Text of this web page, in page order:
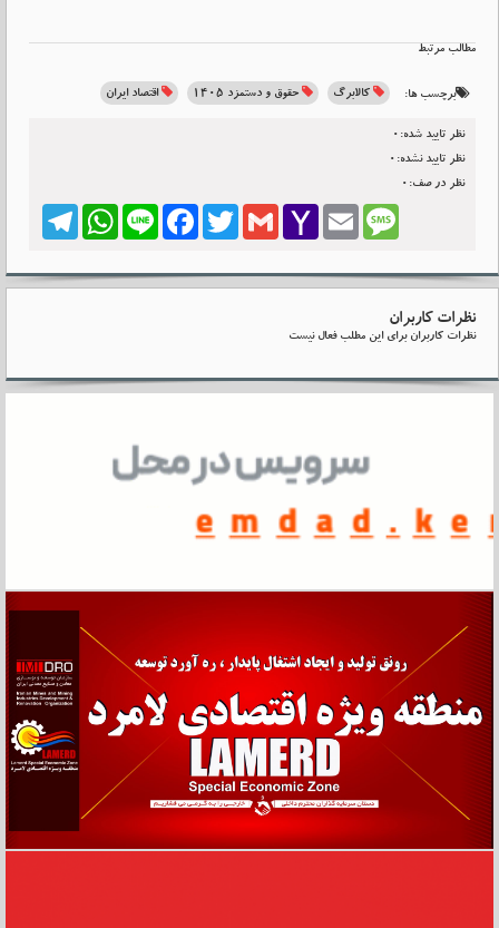
مطالب مرتبط
برچسب ها: کالابرگ حقوق و دستمزد 1405 اقتصاد ایران
نظر تایید شده:0
نظر تایید نشده:0
نظر در صف:0
TelegramWhatsApp LineFacebook Twitter Gmail
Yahoo
Email Message
نظرات کاربران
نظرات کاربران برای این مطلب فعال نیست